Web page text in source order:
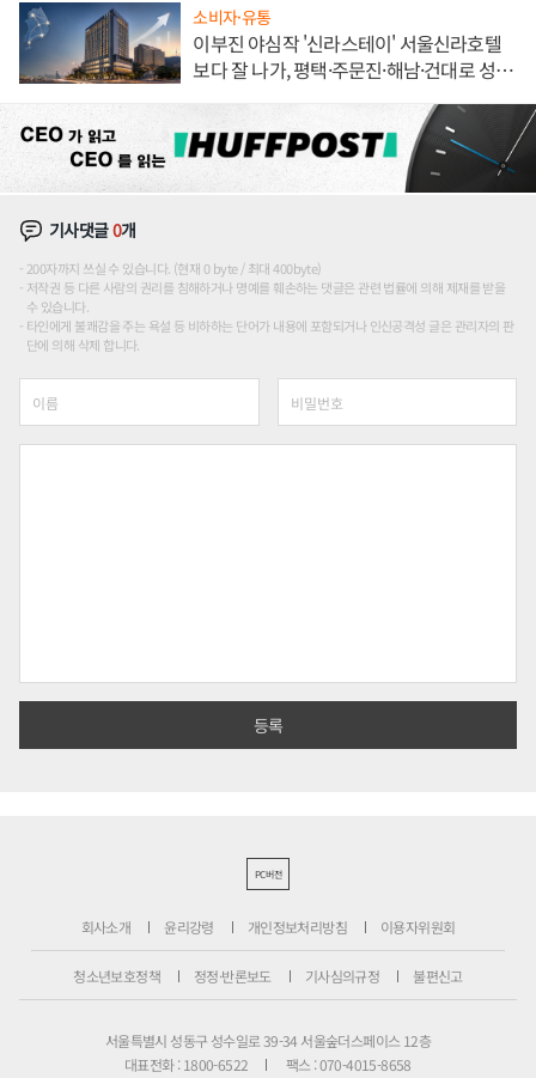
소비자·유통
이부진 야심작 '신라스테이' 서울신라호텔
보다 잘 나가, 평택·주문진·해남·건대로 성
기사댓글0개
200자까지 쓰실 수 있습니다. (현재 0 byte / 최대 400byte)
저작권 등 다른 사람의 권리를 침해하거나 명예를 훼손하는 댓글은 관련 법률에 의해 제재를 받을
수 있습니다.
타인에게 불쾌감을 주는 욕설 등 비하하는 단어가 내용에 포함되거나 인신공격성 글은 관리자의 판
단에 의해 삭제 합니다.
PC버전
회사소개 윤리강령 개인정보처리방침 이용자위원회
청소년보호정책 정정·반론보도 기사심의규정 불편신고
서울특별시 성동구 성수일로 39-34 서울숲더스페이스 12층
대표전화 : 1800-6522
팩스 : 070-4015-8658